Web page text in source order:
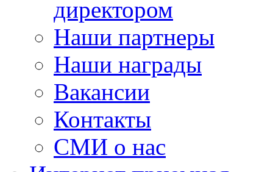
директором
Наши партнеры
Наши награды
Вакансии
Контакты
СМИ о нас